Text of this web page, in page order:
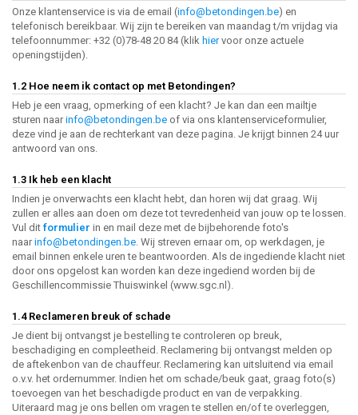
Onze klantenservice is via de email (info@betondingen.be) en
telefonisch bereikbaar. Wij zijn te bereiken van maandag t/m vrijdag via
telefoonnummer: +32 (0)78-48 20 84 (klik hiervoor onze actuele
openingstijden).
1.2 Hoe neem ik contact op met Betondingen?
Heb je een vraag, opmerking of een klacht? Je kan dan een mailtje
sturen naarinfo@betondingen.be of via ons klantenserviceformulier,
deze vind je aan de rechterkant van deze pagina. Je krijgt binnen 24 uur
antwoord van ons.
1.3 Ik heb een klacht
Indien je onverwachts een klacht hebt, dan horen wij dat graag. Wij
zullen er alles aan doen om deze tot tevredenheid van jouw op te lossen.
Vul dit formulier in en mail deze met de bijbehorende foto's
naarinfo@betondingen.be. Wij streven ernaar om, op werkdagen, je
email binnen enkele uren te beantwoorden. Als de ingediende klacht niet
door ons opgelost kan worden kan deze ingediend worden bij de
Geschillencommissie Thuiswinkel (www.sgc.nl).
1.4 Reclameren breuk of schade
Je dient bij ontvangst je bestelling te controleren op breuk,
beschadiging en compleetheid. Reclamering bij ontvangst melden op
de aftekenbon van de chauffeur. Reclamering kan uitsluitend via email
o.v.v. het ordernummer. Indien het om schade/beuk gaat, graag foto(s)
toevoegen van het beschadigde product en van de verpakking.
Uiteraard mag je ons bellen om vragen te stellen en/of te overleggen,